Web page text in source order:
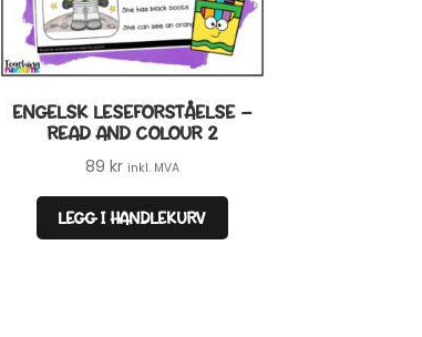
ENGELSK LESEFORSTÅELSE –
READ AND COLOUR 2
89kr inkl. MVA
LEGG I HANDLEKURV